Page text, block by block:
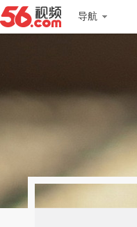
导航